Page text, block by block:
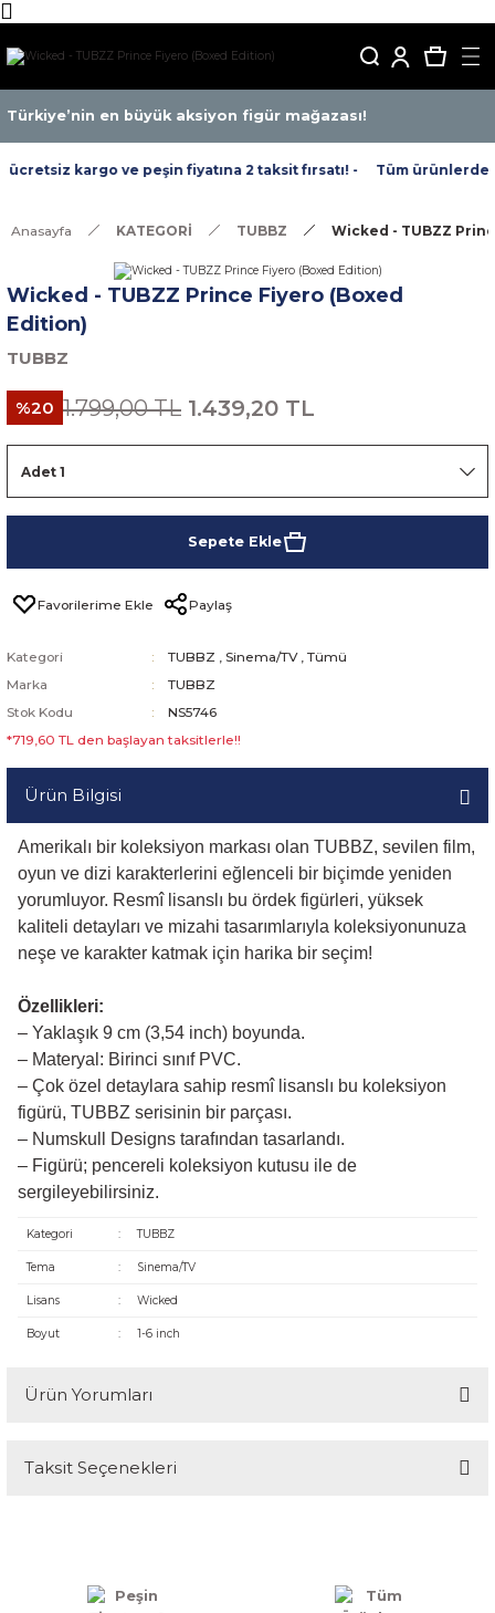
Türkiye’nin en büyük aksiyon figür mağazası!
kargo ve peşin fiyatına 2 taksit fırsatı! - Tüm ürünlerde
Anasayfa KATEGORİ TUBBZ Wicked - TUBZZ
Wicked - TUBZZ Prince Fiyero (Boxed
Edition)
TUBBZ
%20 1.799,00 TL 1.439,20 TL
Sepete Ekle
Paylaş
Kategori TUBBZ , Sinema/TV , Tümü
Marka
TUBBZ
Stok Kodu
NS5746
*719,60 TL den başlayan taksitlerle!!
Ürün Bilgisi
Amerikalı bir koleksiyon markası olan TUBBZ, sevilen film,
oyun ve dizi karakterlerini eğlenceli bir biçimde yeniden
yorumluyor. Resmî lisanslı bu ördek figürleri, yüksek
kaliteli detayları ve mizahi tasarımlarıyla koleksiyonunuza
neşe ve karakter katmak için harika bir seçim!
Özellikleri:
– Yaklaşık 9 cm (3,54 inch) boyunda.
– Materyal: Birinci sınıf PVC.
– Çok özel detaylara sahip resmî lisanslı bu koleksiyon
figürü, TUBBZ serisinin bir parçası.
– Numskull Designs tarafından tasarlandı.
– Figürü; pencereli koleksiyon kutusu ile de
sergileyebilirsiniz.
Kategori : TUBBZ
Tema : Sinema/TV
Lisans : Wicked
Boyut : 1-6 inch
Ürün Yorumları
Bu ürüne ilk yorumu siz yapın!
Taksit Seçenekleri